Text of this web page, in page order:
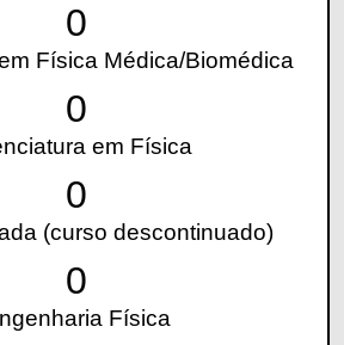
0
Física Médica/Biomédica
0
em Física
0
(curso descontinuado)
0
Física